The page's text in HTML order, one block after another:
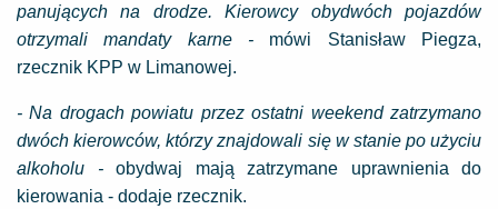
panujących na drodze. Kierowcy obydwóch pojazdów
otrzymali mandaty karne - mówi Stanisław Piegza,
rzecznik KPP w Limanowej.
- Na drogach powiatu przez ostatni weekend zatrzymano
dwóch kierowców, którzy znajdowali się w stanie po użyciu
alkoholu - obydwaj mają zatrzymane uprawnienia do
kierowania - dodaje rzecznik.